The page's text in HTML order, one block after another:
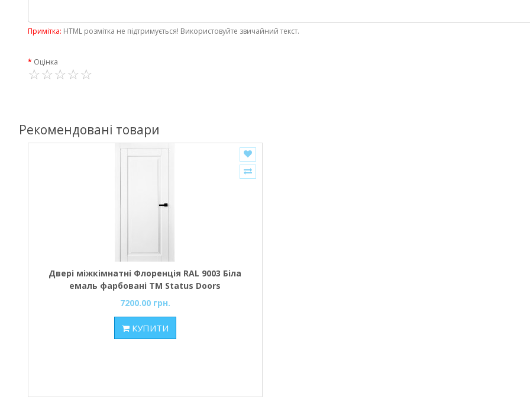
Примітка: HTML розмітка не підтримується! Використовуйте звичайний текст.
Оцінка
Рекомендовані товари
Двері міжкімнатні Флоренція RAL 9003 Біла
емаль фарбовані ТМ Status Doors
7200.00 грн.
КУПИТИ